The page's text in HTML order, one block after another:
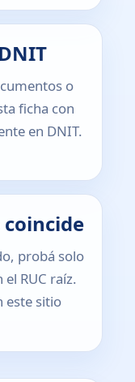
o
ficha con
en DNIT.
probá solo
RUC raíz.
este sitio